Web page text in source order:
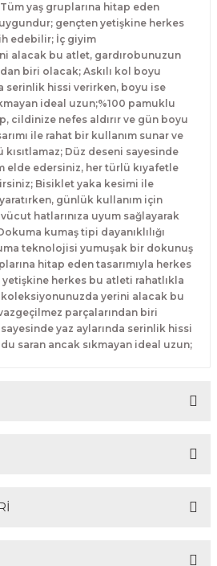
yaş gruplarına hitap eden
gençten yetişkine herkes
edebilir; İç giyim
alacak bu atlet, gardırobunuzun
biri olacak; Askılı kol boyu
serinlik hissi verirken, boyu ise
ideal uzun;%100 pamuklu
cildinize nefes aldırır ve gün boyu
ile rahat bir kullanım sunar ve
Düz deseni sayesinde
elde edersiniz, her türlü kıyafetle
Bisiklet yaka kesimi ile
günlük kullanım için
hatlarınıza uyum sağlayarak
kumaş tipi dayanıklılığı
teknolojisi yumuşak bir dokunuş
hitap eden tasarımıyla herkes
herkes bu atleti rahatlıkla
yerini alacak bu
parçalarından biri
yaz aylarında serinlik hissi
saran ancak sıkmayan ideal uzun;